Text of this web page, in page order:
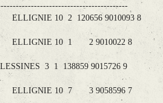
ELLIGNIE 10 2 120656 9010093 8
ELLIGNIE 10 1 2 9010022 8
3 1 138859 9015726 9
ELLIGNIE 10 7 3 9058596 7